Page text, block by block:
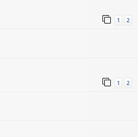
1 2
1 2